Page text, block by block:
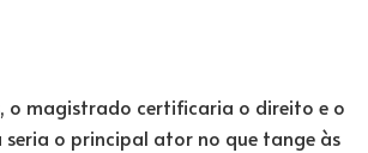
o magistrado certificaria o direito e o
seria o principal ator no que tange às